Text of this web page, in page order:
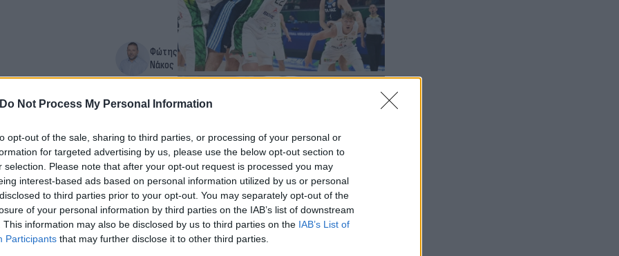
Do Not Process My Personal Information
opt-out of the sale, sharing to third parties, or processing of your personal or
for targeted advertising by us, please use the below opt-out section to
selection. Please note that after your opt-out request is processed you may
interest-based ads based on personal information utilized by us or personal
to third parties prior to your opt-out. You may separately opt-out of the
of your personal information by third parties on the IAB’s list of downstream
This information may also be disclosed by us to third parties on the IAB’s List of
Participants that may further disclose it to other third parties.
Φώτης
Νάκος
“16” και οι νέοι